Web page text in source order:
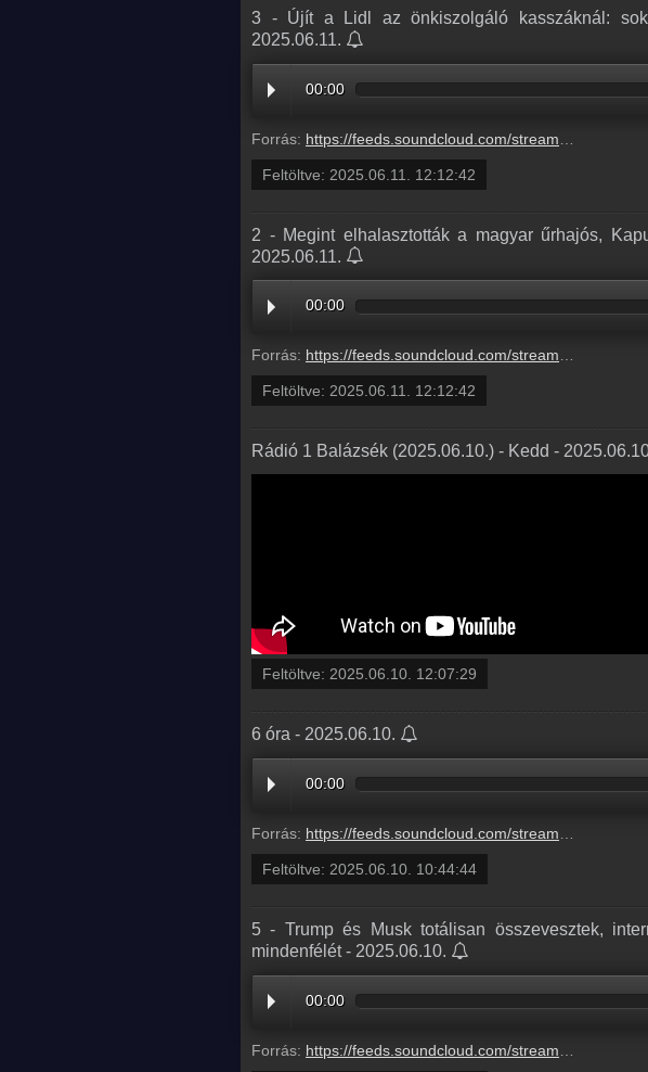
3 - Újít a Lidl az önkiszolgáló kasszáknál:
2025.06.11.
00:00
Forrás: https://feeds.soundcloud.com/stream/2111411763-radio1hungary-3-ujit-a-lidl-az-onkiszolgalo-kasszaknal-sokkal-ritkabban-kell-majd-segitseget-kernunk-3.mp3
Feltöltve: 2025.06.11. 12:12:42
2 - Megint elhalasztották a magyar űrhajós,
2025.06.11.
00:00
Forrás: https://feeds.soundcloud.com/stream/2111411766-radio1hungary-2-megint-elhalasztottak-a-magyar-urhajos-kapu-tibor-urutazasat-vonalban-novak-andras-2.mp3
Feltöltve: 2025.06.11. 12:12:42
Rádió 1 Balázsék (2025.06.10.) - Kedd -
Feltöltve: 2025.06.10. 12:07:29
6 óra - 2025.06.10.
00:00
Forrás: https://feeds.soundcloud.com/stream/2110729533-radio1hungary-280def58-2832-4dfc-b3a0-c96e2f27b84f.mp3
Feltöltve: 2025.06.10. 10:44:44
5 - Trump és Musk totálisan összevesztek,
mindenfélét - 2025.06.10.
00:00
Forrás: https://feeds.soundcloud.com/stream/2110729530-radio1hungary-5-trump-es-musk-totalisan-osszevesztek-internetes-posztokban-vagdosnak-egymas-fejehez-mindenfelet-5.mp3